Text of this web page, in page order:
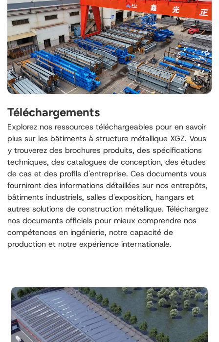
Téléchargements
Explorez nos ressources téléchargeables pour en savoir
plus sur les bâtiments à structure métallique XGZ. Vous
y trouverez des brochures produits, des spécifications
techniques, des catalogues de conception, des études
de cas et des profils d'entreprise. Ces documents vous
fourniront des informations détaillées sur nos entrepôts,
bâtiments industriels, salles d'exposition, hangars et
autres solutions de construction métallique. Téléchargez
nos documents officiels pour mieux comprendre nos
compétences en ingénierie, notre capacité de
production et notre expérience internationale.